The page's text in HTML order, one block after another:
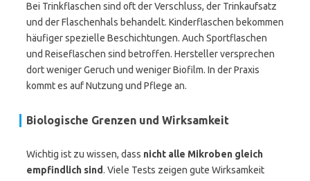
Bei Trinkflaschen sind oft der Verschluss, der Trinkaufsatz
und der Flaschenhals behandelt. Kinderflaschen bekommen
häufiger spezielle Beschichtungen. Auch Sportflaschen
und Reiseflaschen sind betroffen. Hersteller versprechen
dort weniger Geruch und weniger Biofilm. In der Praxis
kommt es auf Nutzung und Pflege an.
Biologische Grenzen und Wirksamkeit
Wichtig ist zu wissen, dass nicht alle Mikroben gleich
empfindlich sind. Viele Tests zeigen gute Wirksamkeit